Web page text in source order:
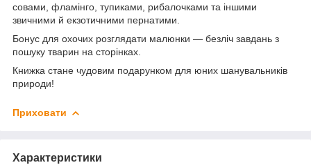
совами, фламінго, тупиками, рибалочками та іншими
звичними й екзотичними пернатими.
Бонус для охочих розглядати малюнки — безліч завдань з
пошуку тварин на сторінках.
Книжка стане чудовим подарунком для юних шанувальників
природи!
Приховати
Характеристики